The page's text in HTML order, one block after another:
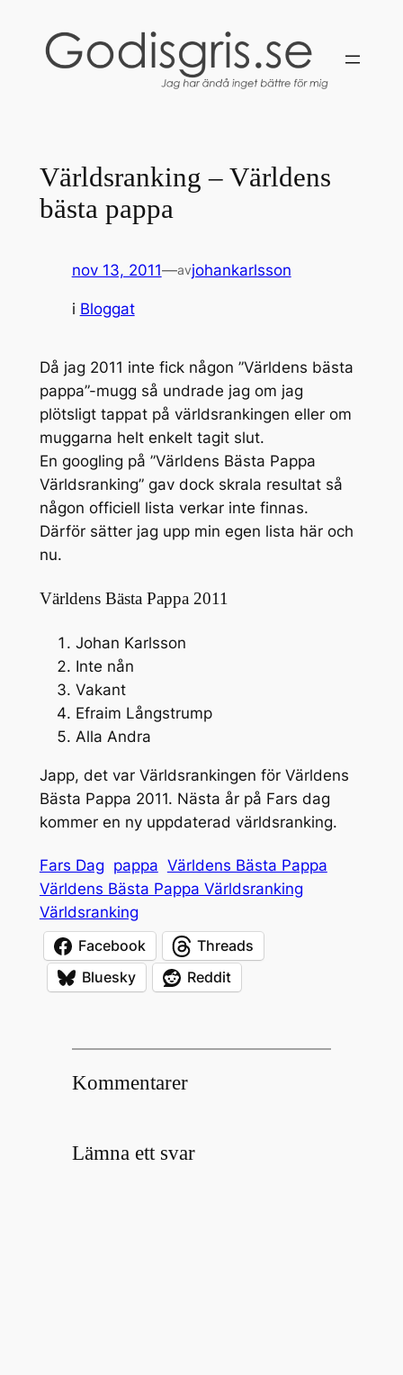
innehåll
Världsranking – Världens
bästa pappa
nov 13, 2011—avjohankarlsson
i Bloggat
Då jag 2011 inte fick någon ”Världens bästa
pappa”-mugg så undrade jag om jag
plötsligt tappat på världsrankingen eller om
muggarna helt enkelt tagit slut.
En googling på ”Världens Bästa Pappa
Världsranking” gav dock skrala resultat så
någon officiell lista verkar inte finnas.
Därför sätter jag upp min egen lista här och
nu.
Världens Bästa Pappa 2011
Johan Karlsson
Inte nån
Vakant
Efraim Långstrump
Alla Andra
Japp, det var Världsrankingen för Världens
Bästa Pappa 2011. Nästa år på Fars dag
kommer en ny uppdaterad världsranking.
Fars Dag pappa Världens Bästa Pappa
Världens Bästa Pappa Världsranking
Världsranking
Facebook
Threads
Bluesky
Reddit
Kommentarer
Lämna ett svar